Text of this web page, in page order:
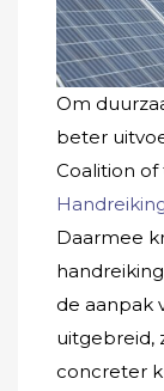
Om
beter
Coalition
Daarmee
de aanpak
uitgebreid,
concreter